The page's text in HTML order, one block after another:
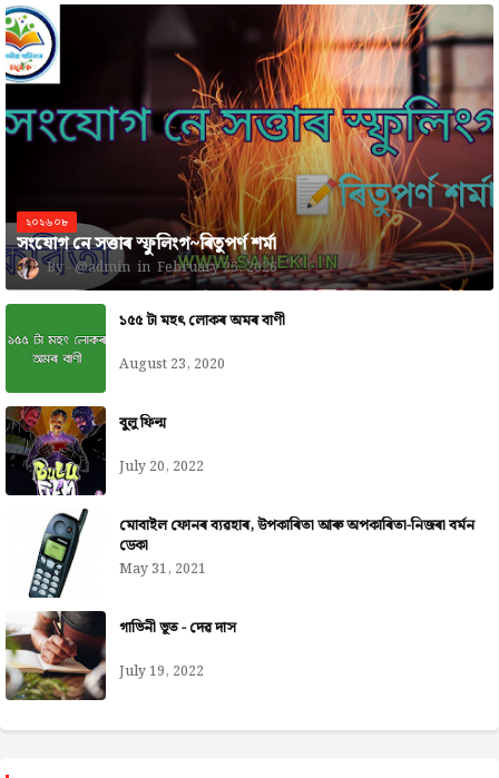
২০২৬০৮
সংযোগ নে সত্তাৰ স্ফুলিংগ~ৰিতুপৰ্ণ শৰ্মা
@admin February 25, 2026
১৫৫ টা মহৎ লোকৰ অমৰ বাণী
August 23, 2020
বুলু ফিল্ম
July 20, 2022
মোবাইল ফোনৰ ব্যৱহাৰ, উপকাৰিতা আৰু অপকাৰিতা-নিজৰা বৰ্মন
ডেকা
May 31, 2021
গাভিনী ভূত - দেৱ দাস
July 19, 2022